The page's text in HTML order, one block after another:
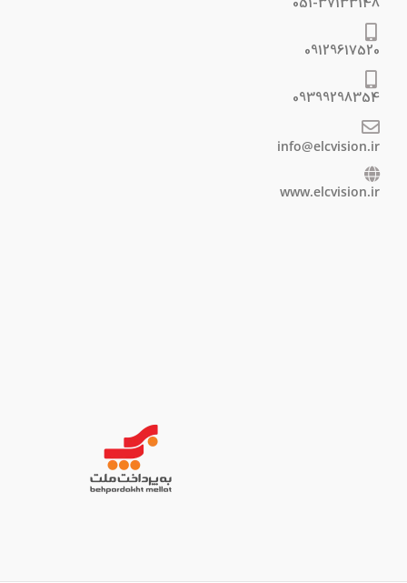
051-37133148
09129617520
09399298354
info@elcvision.ir
www.elcvision.ir